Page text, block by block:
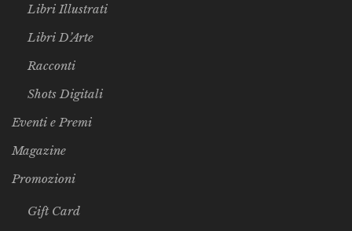
Libri Illustrati
Libri D’Arte
Racconti
Shots Digitali
Eventi e Premi
Magazine
Promozioni
Gift Card